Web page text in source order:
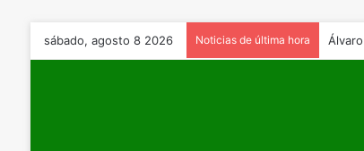
sábado, agosto 8 2026 Noticias de última hora